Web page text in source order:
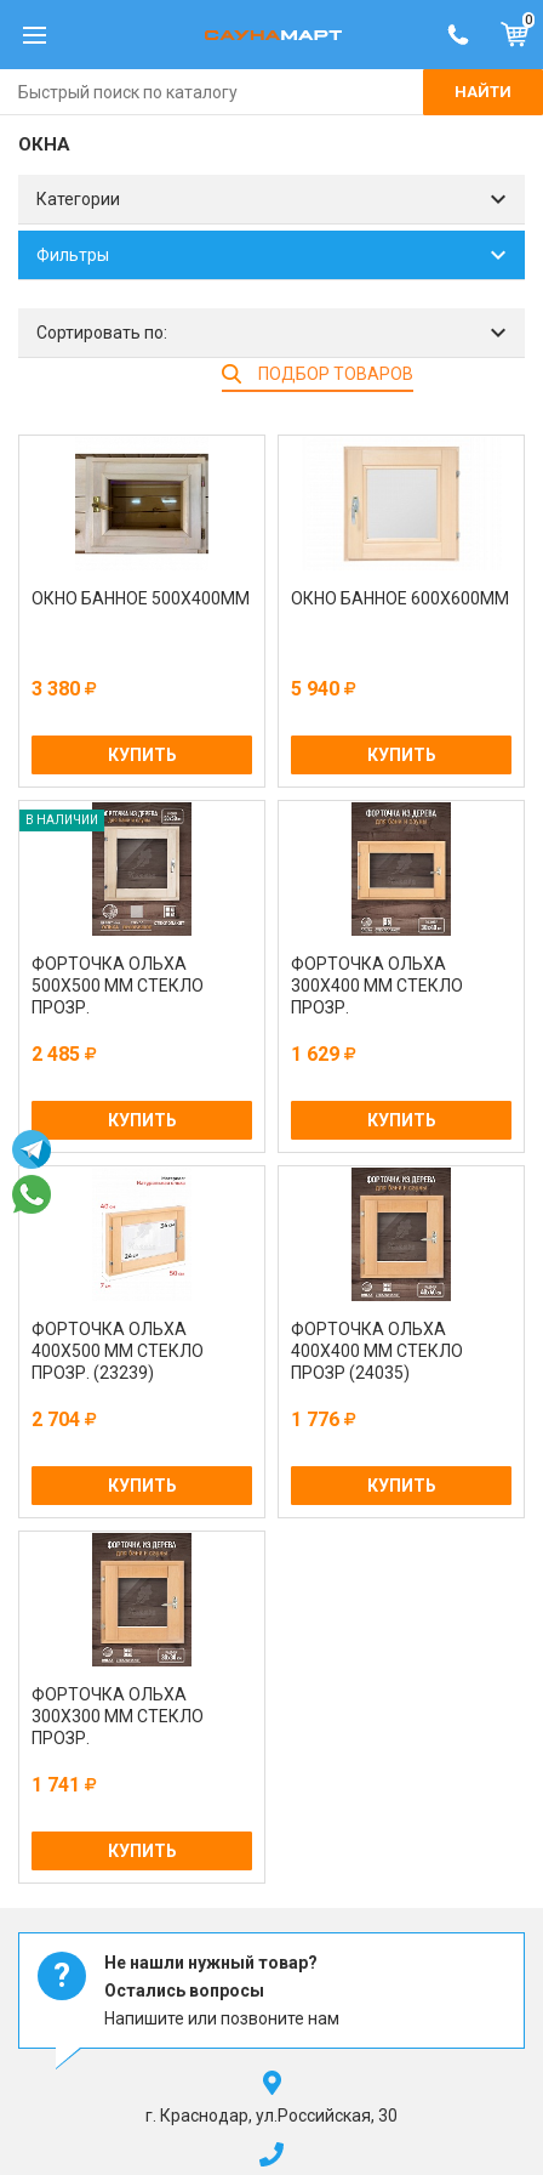
0
НАЙТИ
ОКНА
Категории
Фильтры
Сортировать по:
ПОДБОР ТОВАРОВ
ОКНО БАННОЕ 500Х400ММ
3 380
КУПИТЬ
ОКНО БАННОЕ 600Х600ММ
5 940
КУПИТЬ
В НАЛИЧИИ
ФОРТОЧКА ОЛЬХА
500Х500 ММ СТЕКЛО
ПРОЗР.
2 485
КУПИТЬ
ФОРТОЧКА ОЛЬХА
300Х400 ММ СТЕКЛО
ПРОЗР.
1 629
КУПИТЬ
ФОРТОЧКА ОЛЬХА
400Х500 ММ СТЕКЛО
ПРОЗР. (23239)
2 704
КУПИТЬ
ФОРТОЧКА ОЛЬХА
400Х400 ММ СТЕКЛО
ПРОЗР (24035)
1 776
КУПИТЬ
ФОРТОЧКА ОЛЬХА
300Х300 ММ СТЕКЛО
ПРОЗР.
1 741
КУПИТЬ
?
Не нашли нужный товар?
Остались вопросы
Напишите или позвоните нам
г. Краснодар, ул.Российская, 30